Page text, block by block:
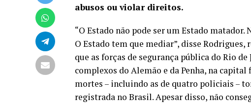
abusos ou violar direitos.
“O Estado não pode ser um Estado
O Estado tem que mediar”, disse Rodrigues,
que as forças de segurança pública do Rio
complexos do Alemão e da Penha, na
mortes – incluindo as de quatro policiais –
registrada no Brasil. Apesar disso, não